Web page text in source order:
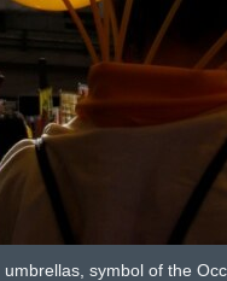
symbol of the